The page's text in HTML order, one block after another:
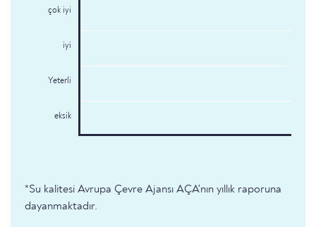
çok iyi
iyi
Yeterli
eksik
*Su kalitesi Avrupa Çevre Ajansı AÇA'nın yıllık raporuna
dayanmaktadır.